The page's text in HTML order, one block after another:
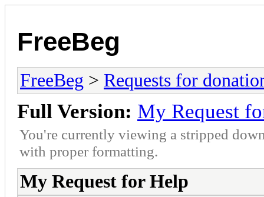
FreeBeg
FreeBeg > Requests for
Full Version: My Request
You're currently viewing a stripped
with proper formatting.
My Request for Help